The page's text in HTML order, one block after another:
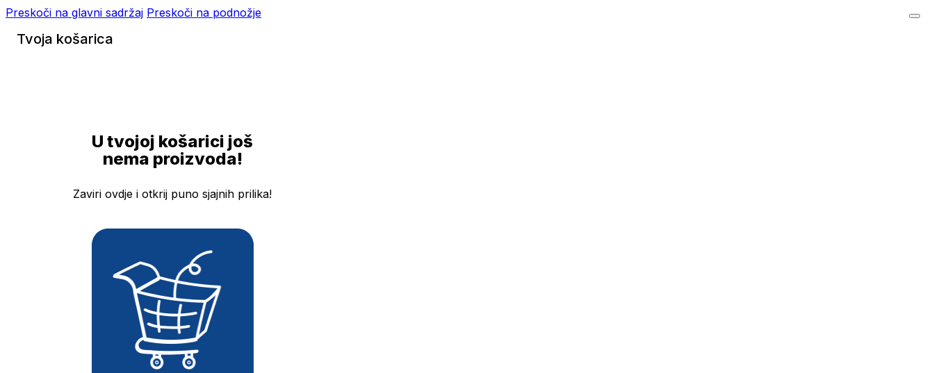
Preskoči na glavni sadržaj Preskoči na podnožje
Tvoja košarica
U tvojoj košarici još
nema proizvoda!
Zaviri ovdje i otkrij puno sjajnih prilika!